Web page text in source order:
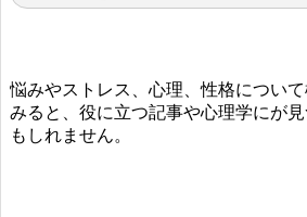
悩みやストレス、心理、性格につい
みると、役に立つ記事や心理学にが
もしれません。